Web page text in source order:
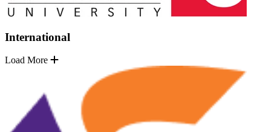
International
Load More